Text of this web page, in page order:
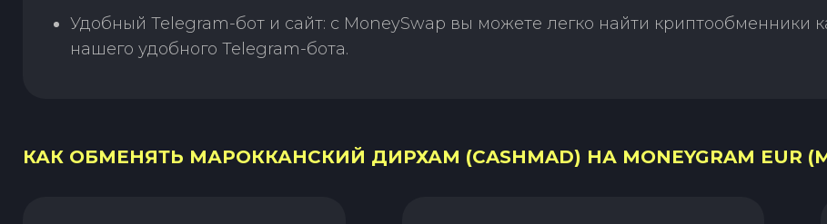
Удобный Telegram-бот и сайт: с MoneySwap вы можете легко найти криптообменники
нашего удобного Telegram-бота.
КАК ОБМЕНЯТЬ МАРОККАНСКИЙ ДИРХАМ (CASHMAD) НА MONEYGRAM EUR